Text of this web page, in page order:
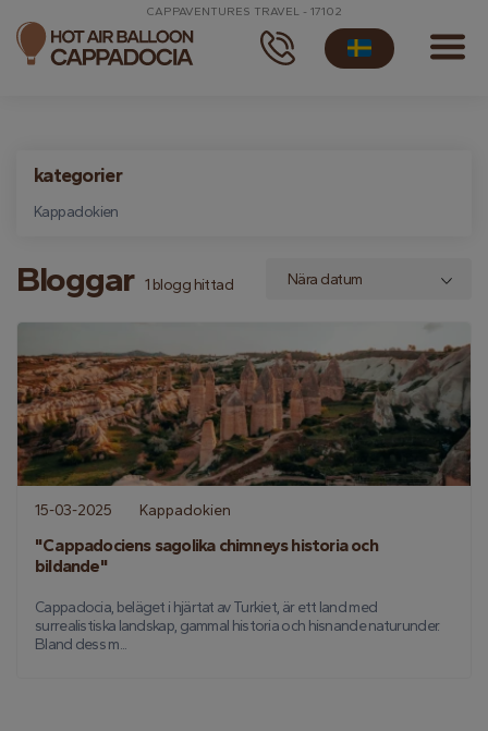
CAPPAVENTURES TRAVEL - 17102
kategorier
Kappadokien
Bloggar 1 blogg hittad
15-03-2025 Kappadokien
"Cappadociens sagolika chimneys historia och
bildande"
Cappadocia, beläget i hjärtat av Turkiet, är ett land med
surrealistiska landskap, gammal historia och hisnande naturunder.
Bland dess m...